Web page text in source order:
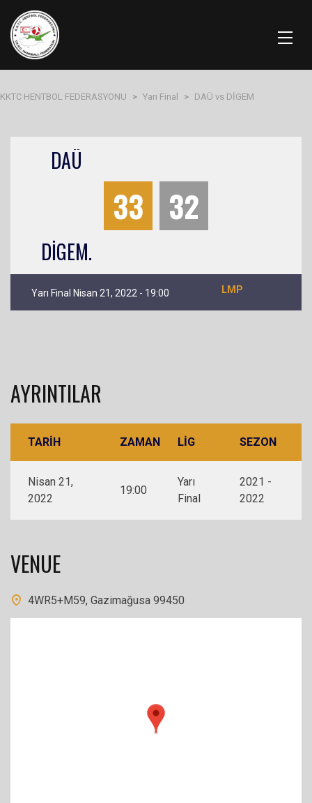
KKTC HENTBOL FEDERASYONU > Yarı Final > DAÜ vs DİGEM
DAÜ
33 32
DİGEM.
Yarı Final Nisan 21, 2022 - 19:00 LMP
AYRINTILAR
TARIH ZAMAN LIG SEZON
Nisan 21,
2022
19:00
Yarı
Final
2021 -
2022
VENUE
4WR5+M59, Gazimağusa 99450